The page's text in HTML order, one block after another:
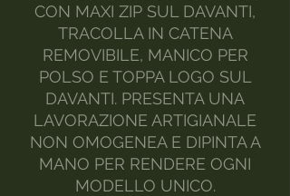
CON MAXI ZIP SUL DAVANTI,
TRACOLLA IN CATENA
REMOVIBILE, MANICO PER
POLSO E TOPPA LOGO SUL
DAVANTI. PRESENTA UNA
LAVORAZIONE ARTIGIANALE
NON OMOGENEA E DIPINTA A
MANO PER RENDERE OGNI
MODELLO UNICO.